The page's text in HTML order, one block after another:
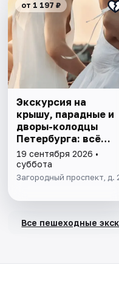
от 1 197 ₽
Экскурсия на
крышу, парадные и
дворы-колодцы
Петербурга: всё
включено
19 сентября 2026 •
суббота
Загородный проспект, д.
Все пешеходные